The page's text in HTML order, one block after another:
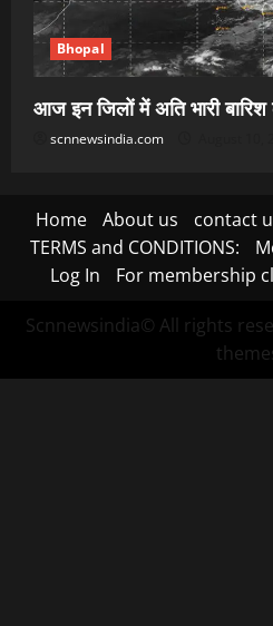
Bhopal
आज इन जिलों में अति भारी
scnnewsindia.com
Home About us contact
TERMS and CONDITIONS:
Log In
For membership
Scnnewsindia© All rights